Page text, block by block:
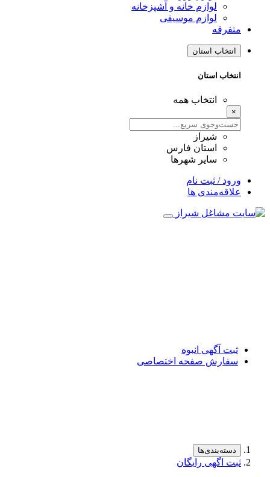
لوازم خانه و آشپزخانه
لوازم موسیقی
متفرقه
انتخاب استان
انتخاب استان
انتخاب همه
×
شیراز
استان فارس
سایر شهرها
ورود / ثبت نام
علاقه‌مندی ها
ثبت آگهی انبوه
سفارش صفحه اختصاصی
دسته‌بندی‌ها
ثبت اگهی رایگان